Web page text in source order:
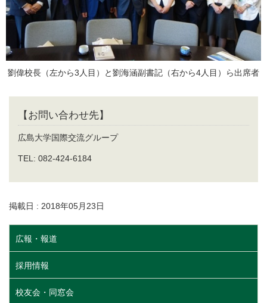
劉偉校長（左から3人目）と劉海涵副書記（右から4人目）ら出席者
【お問い合わせ先】
広島大学国際交流グループ
TEL: 082-424-6184
掲載日 : 2018年05月23日
広報・報道
採用情報
校友会・同窓会